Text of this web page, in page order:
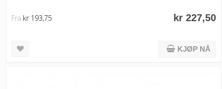
kr 227,50
Fra kr 193,75
KJØP NÅ